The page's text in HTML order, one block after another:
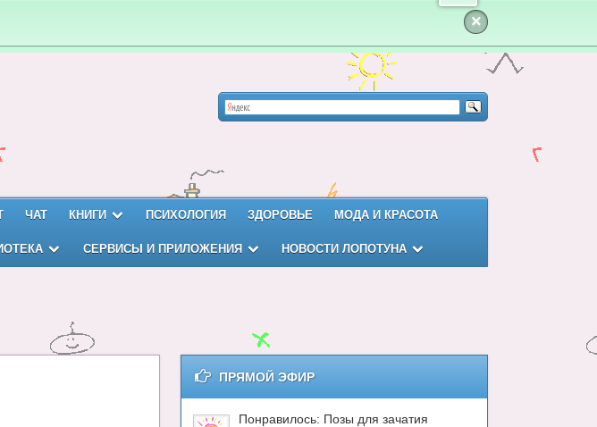
×
ЧАТ КНИГИ ПСИХОЛОГИЯ ЗДОРОВЬЕ МОДА И КРАСОТА
СЕРВИСЫ И ПРИЛОЖЕНИЯ НОВОСТИ ЛОПОТУНА
ПРЯМОЙ ЭФИР
Понравилось: Позы для зачатия